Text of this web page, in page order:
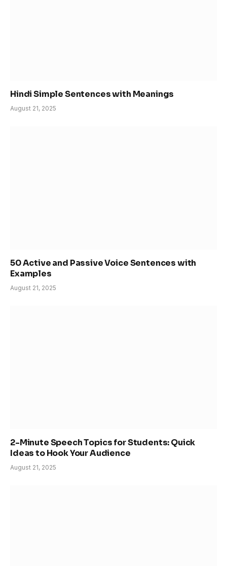
Hindi Simple Sentences with Meanings
August 21, 2025
50 Active and Passive Voice Sentences with
Examples
August 21, 2025
2-Minute Speech Topics for Students: Quick
Ideas to Hook Your Audience
August 21, 2025